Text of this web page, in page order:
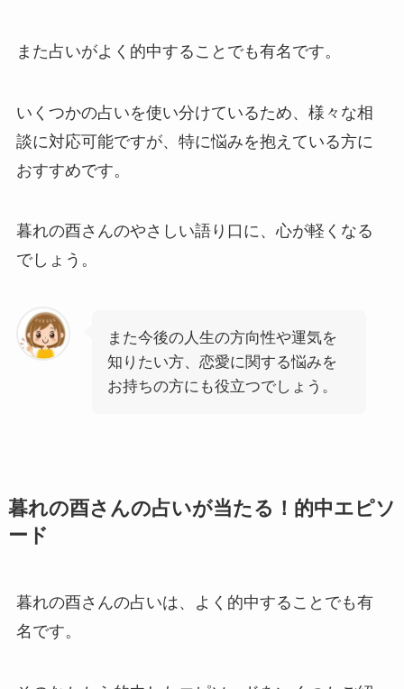
また占いがよく的中することでも有名です。
いくつかの占いを使い分けているため、様々な相
談に対応可能ですが、特に悩みを抱えている方に
おすすめです。
暮れの酉さんのやさしい語り口に、心が軽くなる
でしょう。
また今後の人生の方向性や運気を
知りたい方、恋愛に関する悩みを
お持ちの方にも役立つでしょう。
暮れの酉さんの占いが当たる！的中エピソ
ード
暮れの酉さんの占いは、よく的中することでも有
名です。